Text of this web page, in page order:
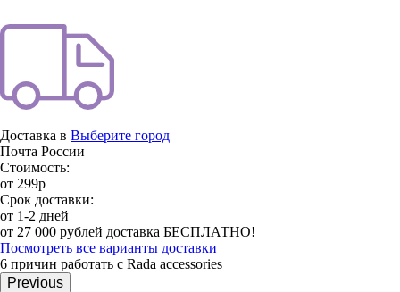
Доставка в Выберите город
Почта России
Стоимость:
от 299р
Срок доставки:
от 1-2 дней
от 27 000 рублей доставка БЕСПЛАТНО!
Посмотреть все варианты доставки
6 причин работать с Rada accessories
Previous